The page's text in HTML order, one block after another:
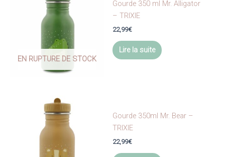
EN RUPTURE DE STOCK
Gourde 350 ml Mr. Alligator
– TRIXIE
22,99€
Lire la suite
Gourde 350ml Mr. Bear –
TRIXIE
22,99€